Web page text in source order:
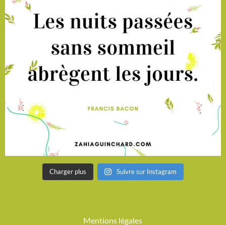
Charger plus Suivre sur Instagram
Mentions légales